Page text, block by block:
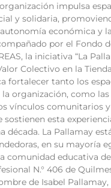
impulsa
y solidaria,
económica y
por el Fondo
la iniciativa “La
Colectivo en la
fortalecer tanto los
organización, como las
vínculos comunitarios
sostienen esta
década. La Pallamay
en su mayoría
comunidad educativa
N.° 406 de
de Isabel